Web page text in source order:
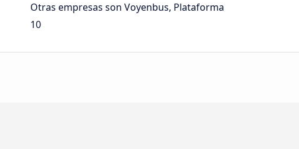
Otras empresas son Voyenbus, Plataforma
10